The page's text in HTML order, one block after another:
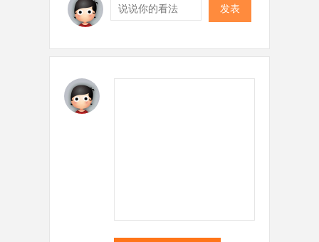
发表